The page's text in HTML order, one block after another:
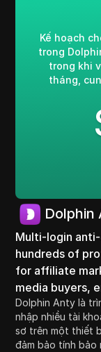
Kế hoạch
trong
trong khi
tháng,
Dolphin
Multi-login
hundreds of
for affiliate
media buyers,
Dolphin Anty là
nhập nhiều tài
sơ trên một thiết
đảm bảo tính bảo